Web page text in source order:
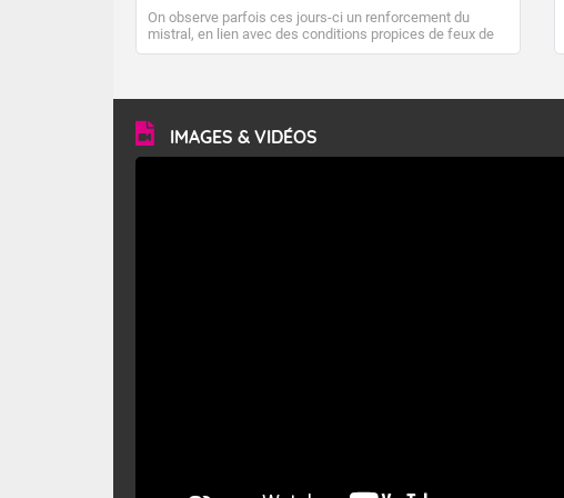
On observe parfois ces jours-ci un renforcement du
mistral, en lien avec des conditions propices de feux de
forêt. Mais qu'est-ce que le mistral ? Quelles sont ses
vitesse moyenne de 50 km/h et atteindre 80 à 100 km/h
en rafales, parfois davantage. Il parcourt la basse vallée
du Rhône et la Provence et envahit le littoral
méditerranéen à partir de la Camargue.
IMAGES & VIDÉOS